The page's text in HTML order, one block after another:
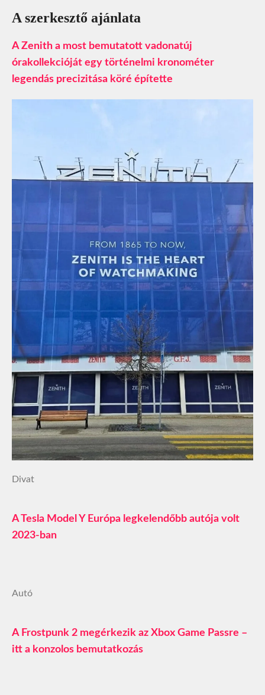
A szerkesztő ajánlata
A Zenith a most bemutatott vadonatúj
órakollekcióját egy történelmi kronométer
legendás precizitása köré építette
Divat
A Tesla Model Y Európa legkelendőbb autója volt
2023-ban
Autó
A Frostpunk 2 megérkezik az Xbox Game Passre –
itt a konzolos bemutatkozás